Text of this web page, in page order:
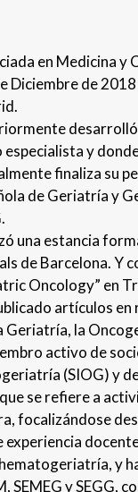
en Medicina
Diciembre de
desarrolló
especialista y
finaliza su
de Geriatría y
una estancia
de Barcelona. Y
Oncology” en
artículos
Geriatría, la
activo de
(SIOG) y
que se refiere a
focalizándose
experiencia
y
SEMEG y SEGG,